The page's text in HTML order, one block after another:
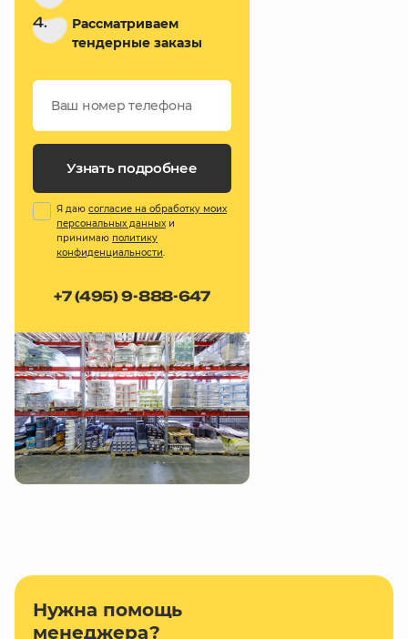
4.
Рассматриваем
тендерные заказы
Узнать подробнее
Я даю согласие на обработку моих
персональных данных и
принимаю политику
конфиденциальности.
+7 (495) 9-888-647
Нужна помощь
менеджера?